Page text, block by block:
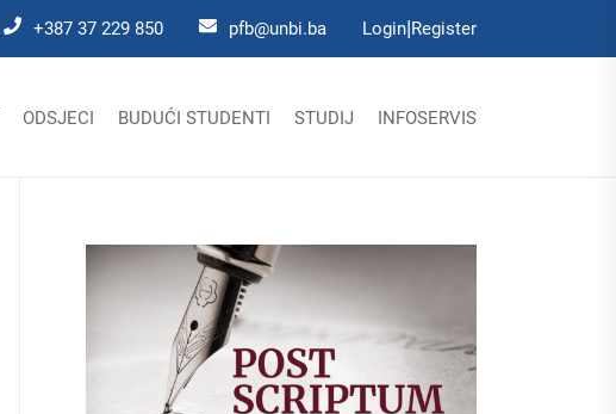
+387 37 229 850 pfb@unbi.ba Login|Register
ODSJECI BUDUĆI STUDENTI STUDIJ INFOSERVIS